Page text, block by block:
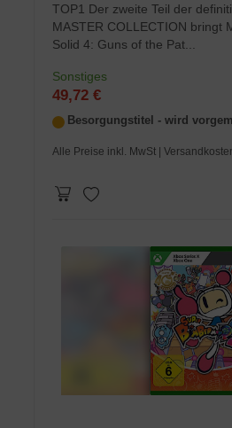
TOP1 Der zweite Teil der
MASTER COLLECTION bringt
Solid 4: Guns of the Pat...
Sonstiges
49,72 €
Besorgungstitel - wird
Alle Preise inkl. MwSt |